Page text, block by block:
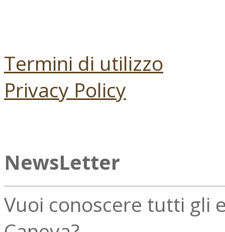
Termini di utilizzo
Privacy Policy
NewsLetter
Vuoi conoscere tutti gli